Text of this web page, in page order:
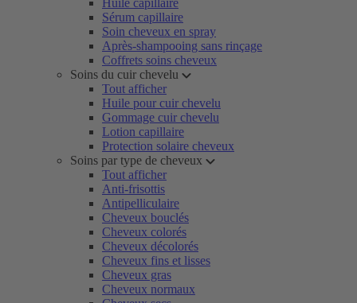
Huile capillaire
Sérum capillaire
Soin cheveux en spray
Après-shampooing sans rinçage
Coffrets soins cheveux
Soins du cuir chevelu
Tout afficher
Huile pour cuir chevelu
Gommage cuir chevelu
Lotion capillaire
Protection solaire cheveux
Soins par type de cheveux
Tout afficher
Anti-frisottis
Antipelliculaire
Cheveux bouclés
Cheveux colorés
Cheveux décolorés
Cheveux fins et lisses
Cheveux gras
Cheveux normaux